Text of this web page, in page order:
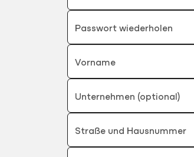
Passwort wiederholen
Vorname
Unternehmen (optional)
Straße und Hausnummer